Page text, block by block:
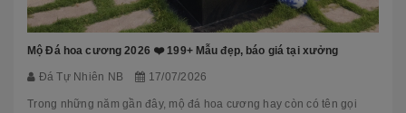
Mộ Đá hoa cương 2026 ❤️ 199+ Mẫu đẹp, báo giá tại xưởng
Đá Tự Nhiên NB 17/07/2026
Trong những năm gần đây, mộ đá hoa cương hay còn có tên gọi